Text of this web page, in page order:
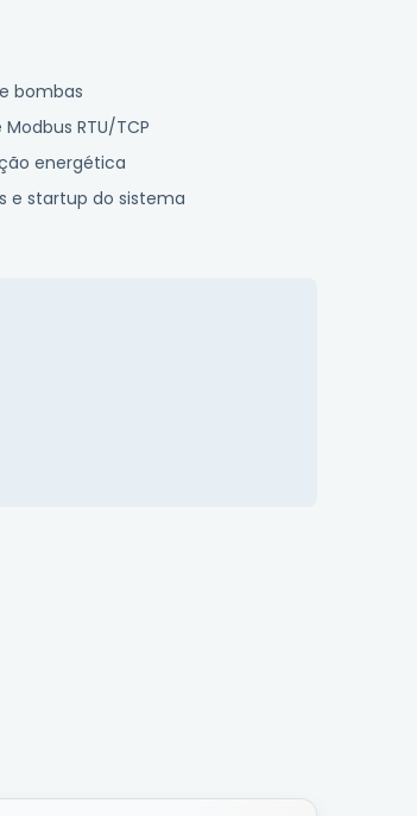
bombas
RTU/TCP
energética
e startup do sistema